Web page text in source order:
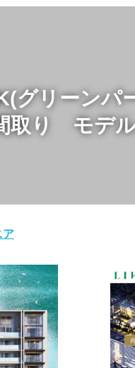
グリーン
取り モデ
ア